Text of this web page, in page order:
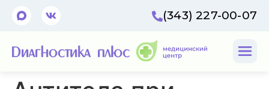
(343) 227-00-07